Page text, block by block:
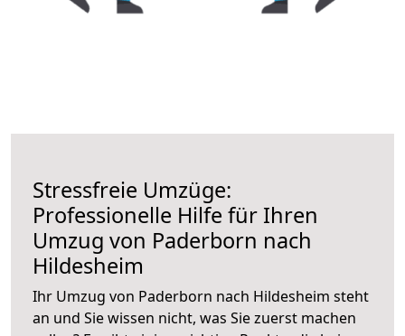
Stressfreie Umzüge:
Professionelle Hilfe für Ihren
Umzug von Paderborn nach
Hildesheim
Ihr Umzug von Paderborn nach Hildesheim steht
an und Sie wissen nicht, was Sie zuerst machen